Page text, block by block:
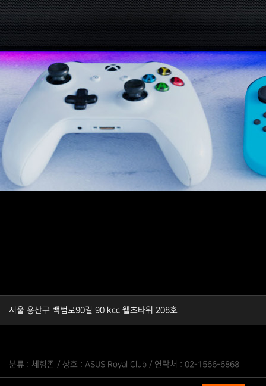
서울 용산구 백범로90길 90 kcc 웰츠타워 208호
분류 : 체험존 / 상호 : ASUS Royal Club / 연락처 : 02-1566-6868